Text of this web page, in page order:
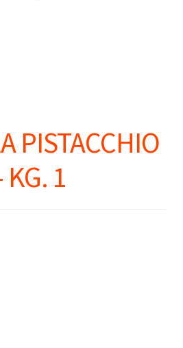
PISTACCHIO
1